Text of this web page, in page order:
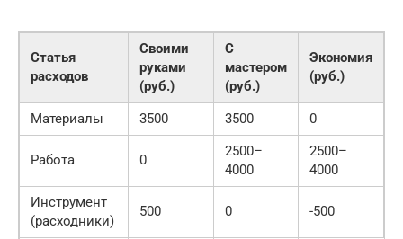
Статья
расходов
Своими
руками
(руб.)
С
мастером
(руб.)
Экономия
(руб.)
Материалы 3500 3500 0
Работа 0
2500–
4000
2500–
4000
Инструмент
(расходники)
500 0 -500